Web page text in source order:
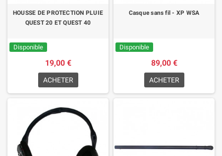
HOUSSE DE PROTECTION PLUIE
QUEST 20 ET QUEST 40
Disponible
19,00 €
ACHETER
Casque sans fil - XP WSA
Disponible
89,00 €
ACHETER